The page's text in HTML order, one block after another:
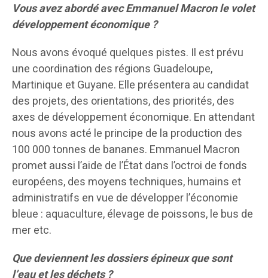
Vous avez abordé avec Emmanuel Macron le volet
développement économique ?
Nous avons évoqué quelques pistes. Il est prévu
une coordination des régions Guadeloupe,
Martinique et Guyane. Elle présentera au candidat
des projets, des orientations, des priorités, des
axes de développement économique. En attendant
nous avons acté le principe de la production des
100 000 tonnes de bananes. Emmanuel Macron
promet aussi l’aide de l’État dans l’octroi de fonds
européens, des moyens techniques, humains et
administratifs en vue de développer l’économie
bleue : aquaculture, élevage de poissons, le bus de
mer etc.
Que deviennent les dossiers épineux que sont